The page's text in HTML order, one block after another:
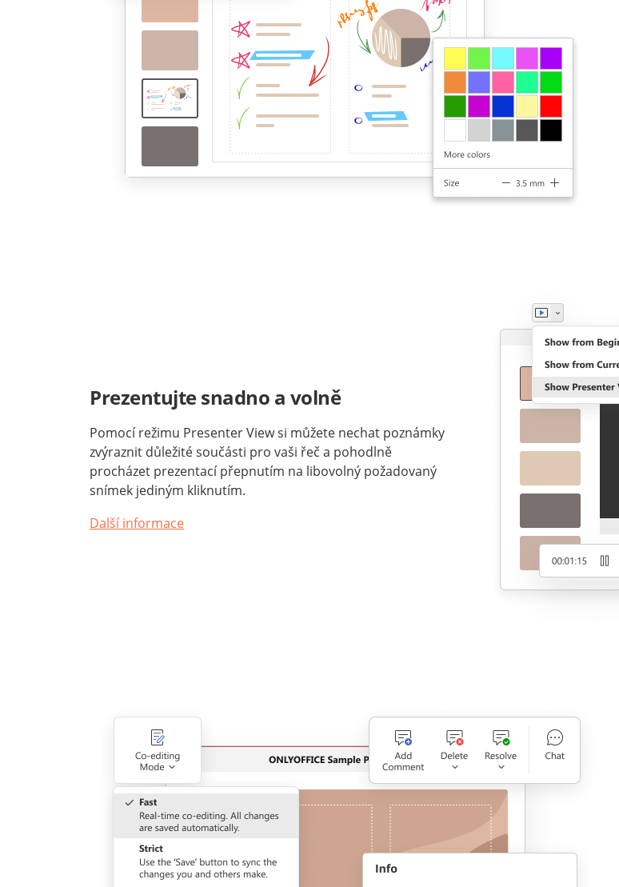
Prezentujte snadno a volně
Pomocí režimu Presenter View si můžete nechat poznámky
zvýraznit důležité součásti pro vaši řeč a pohodlně
procházet prezentací přepnutím na libovolný požadovaný
snímek jediným kliknutím.
Další informace